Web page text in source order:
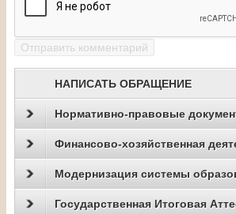
НАПИСАТЬ ОБРАЩЕНИЕ
Нормативно-правовые
Финансово-хозяйственная
Модернизация системы
Государственная Итоговая